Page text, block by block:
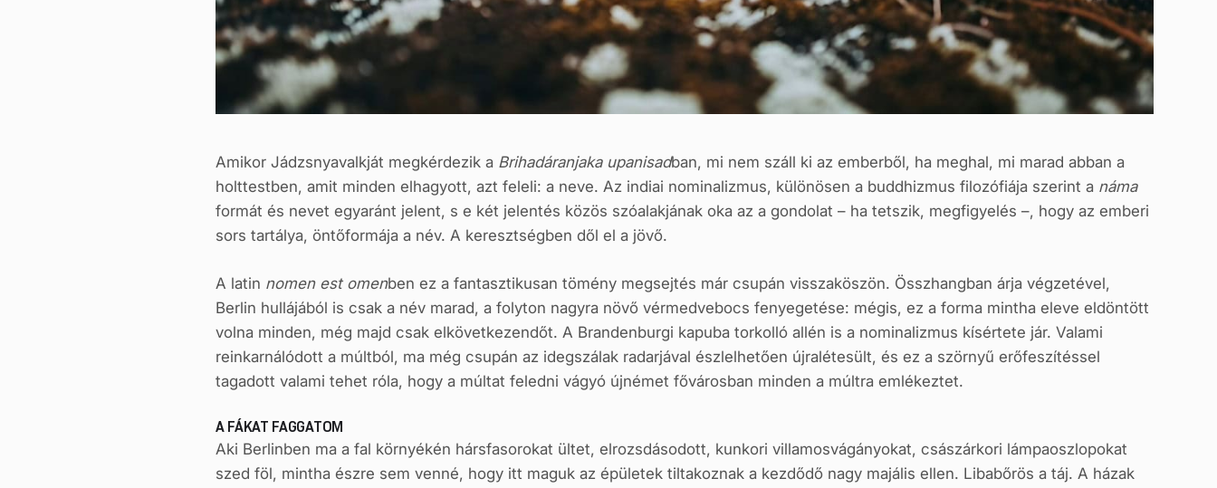
Amikor Jádzsnyavalkját megkérdezik a Brihadáranjaka upanisadban, mi nem száll ki az emberből, ha meghal, mi marad abban a
holttestben, amit minden elhagyott, azt feleli: a neve. Az indiai nominalizmus, különösen a buddhizmus filozófiája szerint a náma
formát és nevet egyaránt jelent, s e két jelentés közös szóalakjának oka az a gondolat – ha tetszik, megfigyelés –, hogy az emberi
sors tartálya, öntőformája a név. A keresztségben dől el a jövő.
A latin nomen est omenben ez a fantasztikusan tömény megsejtés már csupán visszaköszön. Összhangban árja végzetével,
Berlin hullájából is csak a név marad, a folyton nagyra növő vérmedvebocs fenyegetése: mégis, ez a forma mintha eleve eldöntött
volna minden, még majd csak elkövetkezendőt. A Brandenburgi kapuba torkolló allén is a nominalizmus kísértete jár. Valami
reinkarnálódott a múltból, ma még csupán az idegszálak radarjával észlelhetően újralétesült, és ez a szörnyű erőfeszítéssel
tagadott valami tehet róla, hogy a múltat feledni vágyó újnémet fővárosban minden a múltra emlékeztet.
A FÁKAT FAGGATOM
Aki Berlinben ma a fal környékén hársfasorokat ültet, elrozsdásodott, kunkori villamosvágányokat, császárkori lámpaoszlopokat
szed föl, mintha észre sem venné, hogy itt maguk az épületek tiltakoznak a kezdődő nagy majális ellen. Libabőrös a táj. A házak